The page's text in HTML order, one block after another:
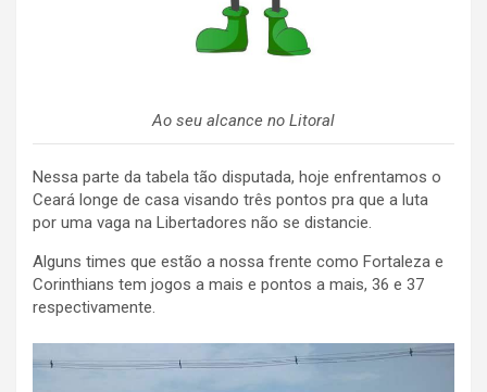
Ao seu alcance no Litoral
Nessa parte da tabela tão disputada, hoje enfrentamos o
Ceará longe de casa visando três pontos pra que a luta
por uma vaga na Libertadores não se distancie.
Alguns times que estão a nossa frente como Fortaleza e
Corinthians tem jogos a mais e pontos a mais, 36 e 37
respectivamente.